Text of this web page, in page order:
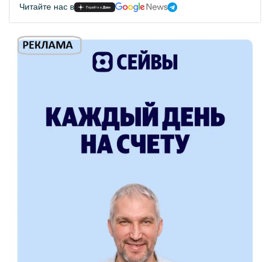
Читайте нас в